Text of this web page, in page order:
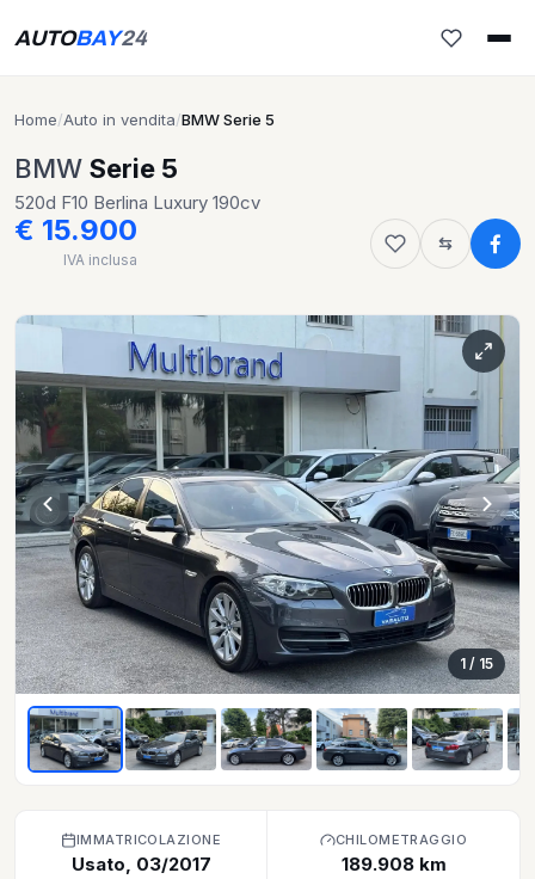
AUTOBAY24
Home/Auto in vendita/BMW Serie 5
BMW Serie 5
520d F10 Berlina Luxury 190cv
€ 15.900
IVA inclusa
1 / 15
IMMATRICOLAZIONE
Usato, 03/2017
CHILOMETRAGGIO
189.908 km